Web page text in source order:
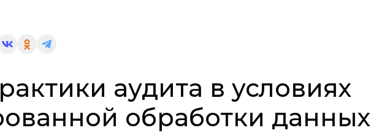
аудита в условиях
обработки данных